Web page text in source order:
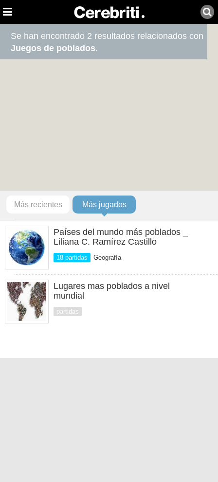
Se han encontrado 2 resultados relacionados con
Juegos de poblados.
Más recientes Más jugados
Países del mundo más poblados _
Liliana C. Ramírez Castillo
18 partidas Geografía
Lugares mas poblados a nivel
mundial
partidas